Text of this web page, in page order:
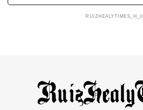
RUIZHEALYTIMES_H_0